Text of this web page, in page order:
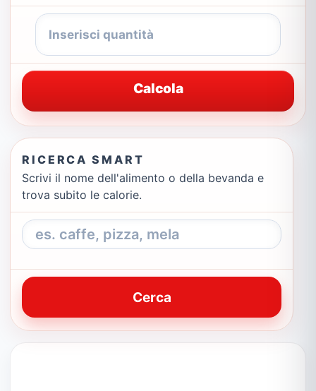
Calcola
RICERCA SMART
Scrivi il nome dell'alimento o della bevanda e
trova subito le calorie.
Cerca